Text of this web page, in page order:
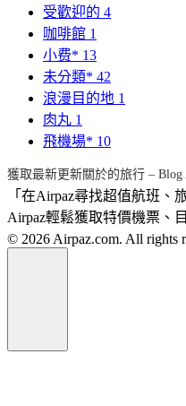
受歡迎的 4
咖啡館 1
小费* 13
未分類* 42
浪漫目的地 1
肉丸 1
飛機場* 10
獲取最新更新關於的旅行 – Blog
「在Airpaz尋找超值航班、
Airpaz輕鬆獲取特價機票、
© 2026 Airpaz.com. All rights